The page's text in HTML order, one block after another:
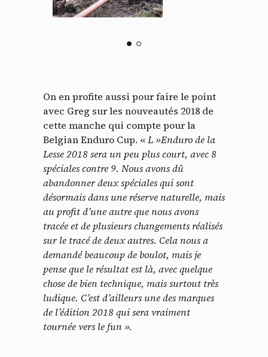
On en profite aussi pour faire le point
avec Greg sur les nouveautés 2018 de
cette manche qui compte pour la
Belgian Enduro Cup. «L »Enduro de la
Lesse 2018 sera un peu plus court, avec 8
spéciales contre 9. Nous avons dû
abandonner deux spéciales qui sont
désormais dans une réserve naturelle, mais
au profit d’une autre que nous avons
tracée et de plusieurs changements réalisés
sur le tracé de deux autres. Cela nous a
demandé beaucoup de boulot, mais je
pense que le résultat est là, avec quelque
chose de bien technique, mais surtout très
ludique. C’est d’ailleurs une des marques
de l’édition 2018 qui sera vraiment
tournée vers le fun ».